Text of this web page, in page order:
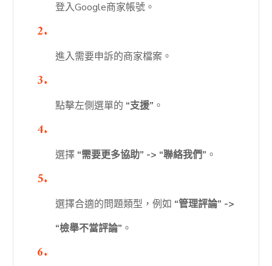
登入Google商家帳號。
進入需要申訴的商家檔案。
點擊左側選單的 “支援” 。
選擇 “需要更多協助” -> “聯絡我們” 。
選擇合適的問題類型，例如 “管理評論” ->
“檢舉不當評論” 。